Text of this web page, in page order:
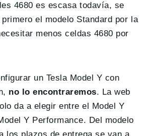
4680 es escasa todavía, se
el modelo Standard por la
menos celdas 4680 por
un Tesla Model Y con
no lo encontraremos. La web
da a elegir entre el Model Y
Y Performance. Del modelo